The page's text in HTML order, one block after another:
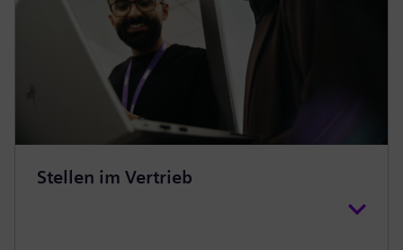
Stellen im Vertrieb